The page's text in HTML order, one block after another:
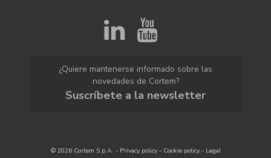
¿Quiere mantenerse informado sobre las
novedades de Cortem?
Suscríbete a la newsletter
© 2026 Cortem S.p.A. - Privacy policy- Cookie policy- Legal